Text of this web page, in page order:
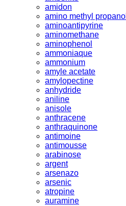
amidon
amino methyl propanol
aminoantipyrine
aminomethane
aminophenol
ammoniaque
ammonium
amyle acetate
amylopectine
anhydride
aniline
anisole
anthracene
anthraquinone
antimoine
antimousse
arabinose
argent
arsenazo
arsenic
atropine
auramine